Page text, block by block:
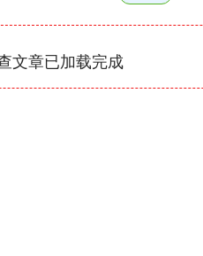
文章已加载完成